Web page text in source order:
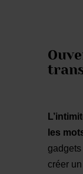
les
créer